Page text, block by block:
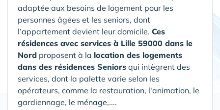
adaptée aux besoins de logement pour les
personnes âgées et les seniors, dont
l’appartement devient leur domicile. Ces
résidences avec services à Lille 59000 dans le
Nord proposent à la location des logements
dans des résidences Seniors qui intègrent des
services, dont la palette varie selon les
opérateurs, comme la restauration, l'animation, le
gardiennage, le ménage,....